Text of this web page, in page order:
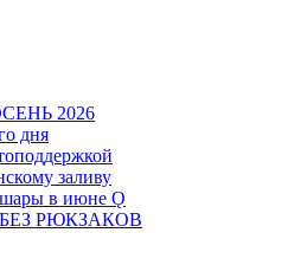
2026
дня
заливу
в июне Ǫ
РЮКЗАКОВ